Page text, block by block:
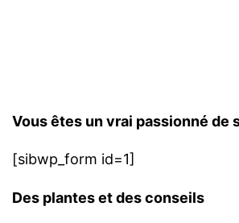
Vous êtes un vrai passionné de
[sibwp_form id=1]
Des plantes et des conseils